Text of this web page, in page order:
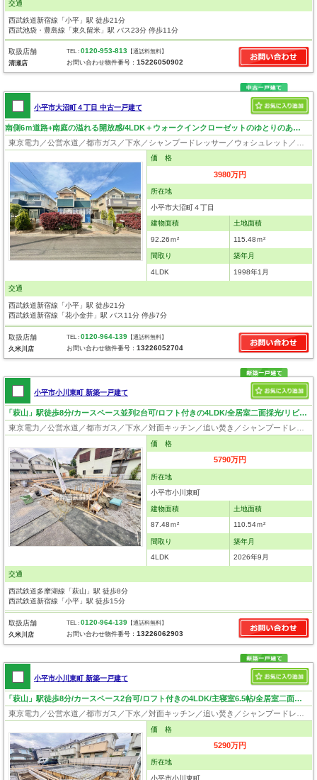
交通
西武鉄道新宿線「小平」駅 徒歩21分
西武池袋・豊島線「東久留米」駅 バス23分 停歩11分
取扱店舗
清瀬店
TEL :0120-953-813 【通話料無料】
お問い合わせ物件番号：15226050902
小平市大沼町４丁目 中古一戸建て
南側6ｍ道路+南庭の溢れる開放感/4LDK＋ウォークインクローゼットのゆとりのあるご住宅！全居室6帖以上！
価 格
3980万円
所在地
小平市大沼町４丁目
建物面積
92.26ｍ²
土地面積
115.48ｍ²
間取り
4LDK
築年月
1998年1月
交通
西武鉄道新宿線「小平」駅 徒歩21分
西武鉄道新宿線「花小金井」駅 バス11分 停歩7分
取扱店舗
久米川店
TEL :0120-964-139 【通話料無料】
お問い合わせ物件番号：13226052704
小平市小川東町 新築一戸建て
「萩山」駅徒歩8分/カースペース並列2台可/ロフト付きの4LDK/全居室二面採光/リビングイン階段！
価 格
5790万円
所在地
小平市小川東町
建物面積
87.48ｍ²
土地面積
110.54ｍ²
間取り
4LDK
築年月
2026年9月
交通
西武鉄道多摩湖線「萩山」駅 徒歩8分
西武鉄道新宿線「小平」駅 徒歩15分
取扱店舗
久米川店
TEL :0120-964-139 【通話料無料】
お問い合わせ物件番号：13226062903
小平市小川東町 新築一戸建て
「萩山」駅徒歩8分/カースペース2台可/ロフト付きの4LDK/主寝室6.5帖/全居室二面採光/リビングイン階段！
価 格
5290万円
所在地
小平市小川東町